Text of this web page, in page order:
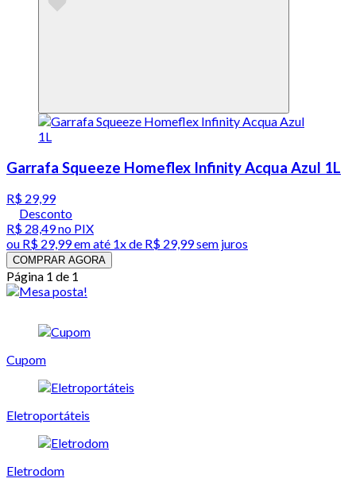
Garrafa Squeeze Homeflex Infinity Acqua Azul 1L
R$ 29,99
Desconto
R$ 28,49no PIX
ou R$ 29,99em até 1x de R$ 29,99sem juros
COMPRAR AGORA
Página 1 de 1
Cupom
Eletroportáteis
Eletrodom